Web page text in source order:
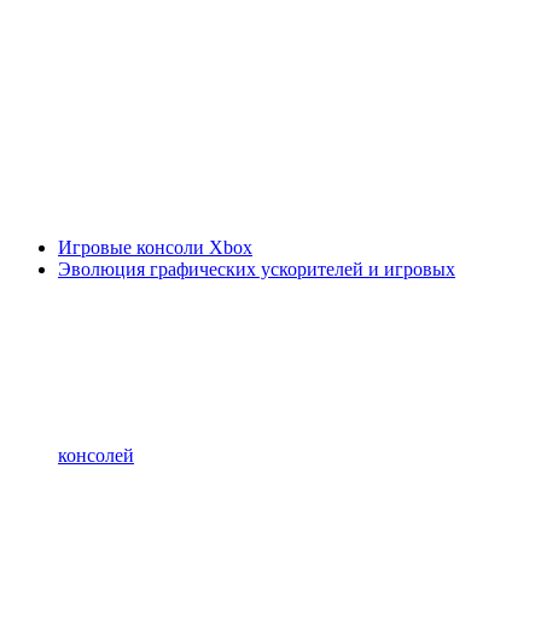
Игровые консоли Xbox
Эволюция графических ускорителей и игровых
консолей